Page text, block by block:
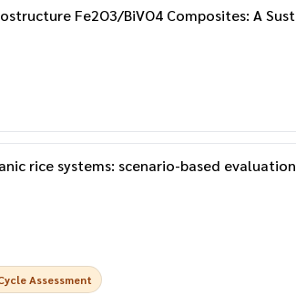
Fe2O3/BiVO4 Composites: A
rice systems: scenario-based
Assessment